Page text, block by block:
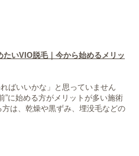
たいVIO脱毛｜今から始めるメリッ
ばいいかな」と思っていません
”に始める方がメリットが多い施術
は、乾燥や黒ずみ、埋没毛などの